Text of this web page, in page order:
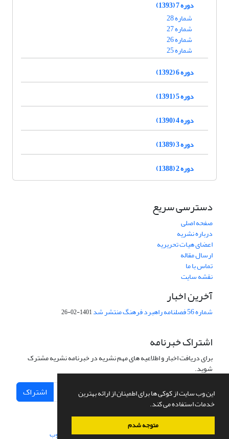
این وب سایت از کوکی ها برای اطمینان از ارائه بهترین
خدمات استفاده می کند.
متوجه شدم
دوره 7 (1393)
شماره 28
شماره 27
شماره 26
شماره 25
دوره 6 (1392)
دوره 5 (1391)
دوره 4 (1390)
دوره 3 (1389)
دوره 2 (1388)
دسترسی سریع
صفحه اصلی
درباره نشریه
اعضای هیات تحریریه
ارسال مقاله
تماس با ما
نقشه سایت
آخرین اخبار
شماره 56 فصلنامه راهبرد فرهنگ منتشر شد 1401-02-26
اشتراک خبرنامه
برای دریافت اخبار و اطلاعیه های مهم نشریه در خبرنامه نشریه مشترک
شوید.
اشتراک
سامانه مدیریت نشریات علمی.طراحی و پیاده سازی از سیناوب